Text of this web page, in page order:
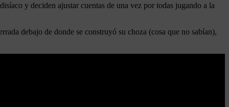
y deciden ajustar cuentas de una vez por todas jugando a la
debajo de donde se construyó su choza (cosa que no sabían),